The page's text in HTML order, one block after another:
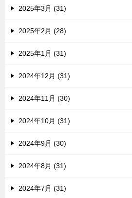
2025年3月 (31)
2025年2月 (28)
2025年1月 (31)
2024年12月 (31)
2024年11月 (30)
2024年10月 (31)
2024年9月 (30)
2024年8月 (31)
2024年7月 (31)